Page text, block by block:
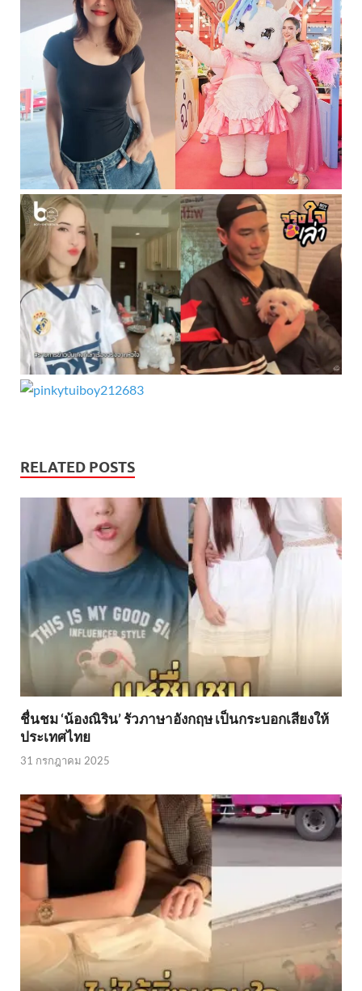
RELATED POSTS
ชื่นชม ‘น้องณิริน’ รัวภาษาอังกฤษ เป็นกระบอกเสียงให้
ประเทศไทย
31 กรกฎาคม 2025